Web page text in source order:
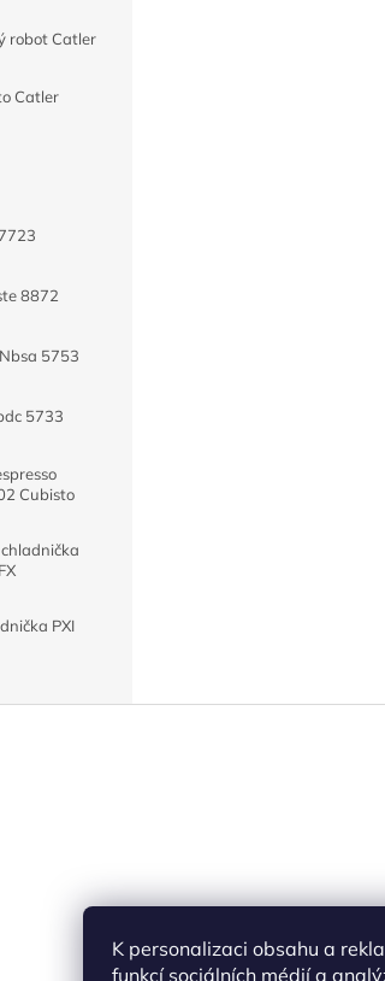
K personalizaci obsahu a
funkcí sociálních médií a
robot Catler
Catler
8872
5753
5733
Cubisto
PXI